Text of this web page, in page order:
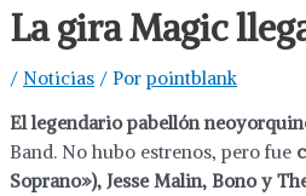
La gira Magic
/ Noticias / Por pointblank
El legendario pabellón
Band. No hubo estrenos, pero fue
Soprano»), Jesse Malin, Bono y